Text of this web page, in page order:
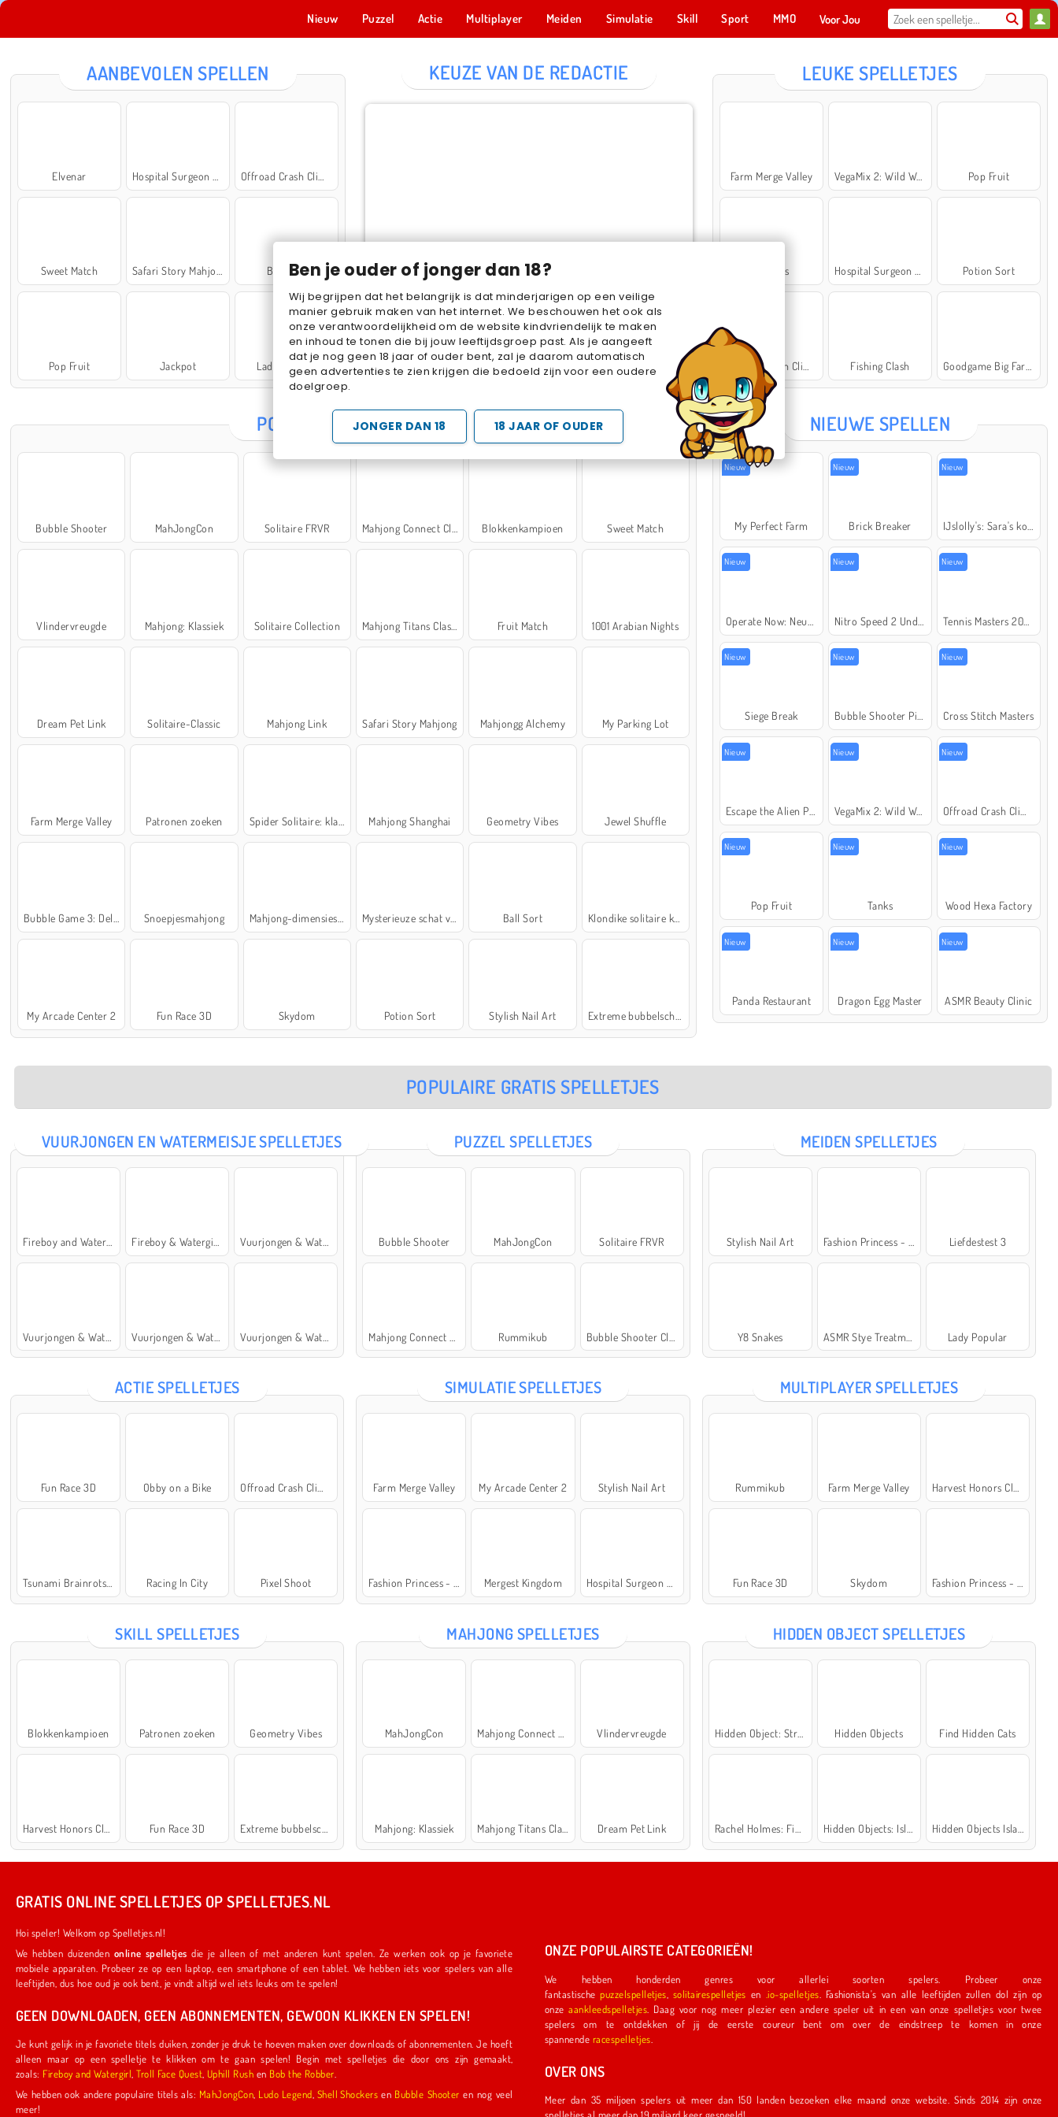
Ben je ouder of jonger dan 18?
Wij begrijpen dat het belangrijk is dat minderjarigen op een veilige
manier gebruik maken van het internet. We beschouwen het ook als
onze verantwoordelijkheid om de website kindvriendelijk te maken
en inhoud te tonen die bij jouw leeftijdsgroep past. Als je aangeeft
dat je nog geen 18 jaar of ouder bent, zal je daarom automatisch
geen advertenties te zien krijgen die bedoeld zijn voor een oudere
doelgroep.
JONGER DAN 18 18 JAAR OF OUDER
Nieuw Puzzel Actie Multiplayer Meiden Simulatie Skill Sport MMO Voor Jou
AANBEVOLEN SPELLEN
Elvenar
Sweet Match Ball Sort
Pop Fruit Jackpot Lady Popular
KEUZE VAN DE REDACTIE
Cake Merge 2 Cross Stitch Masters
Cake Merge 2 Marble Sort Star Stable
LEUKE SPELLETJES
Farm Merge Valley VegaMix 2: Wild West Pop Fruit
Bubbits Potion Sort
Fishing Clash
POPULAIRE SPELLETJES
Bubble Shooter MahJongCon Solitaire FRVR Mahjong Connect Classic Blokkenkampioen Sweet Match
Vlindervreugde Mahjong: Klassiek Solitaire Collection Fruit Match 1001 Arabian Nights
Dream Pet Link Solitaire-Classic Mahjong Link Safari Story Mahjong Mahjongg Alchemy My Parking Lot
Farm Merge Valley Patronen zoeken Mahjong Shanghai Geometry Vibes Jewel Shuffle
Bubble Game 3: Deluxe Snoepjesmahjong Mahjong-dimensies: 900 seconden Mysterieuze schat van de zee Ball Sort Klondike solitaire kaartspel
My Arcade Center 2 Fun Race 3D Skydom Potion Sort Stylish Nail Art
NIEUWE SPELLEN
Nieuw
My Perfect Farm
Nieuw
Brick Breaker
Nieuw
Nieuw Nieuw Nieuw
Nieuw
Siege Break
Nieuw Nieuw
Cross Stitch Masters
Nieuw Nieuw
VegaMix 2: Wild West
Nieuw
Nieuw
Pop Fruit
Nieuw
Tanks
Nieuw
Wood Hexa Factory
Nieuw
Panda Restaurant
Nieuw
Dragon Egg Master
Nieuw
ASMR Beauty Clinic
POPULAIRE GRATIS SPELLETJES
VUURJONGEN EN WATERMEISJE SPELLETJES PUZZEL SPELLETJES
Bubble Shooter MahJongCon Solitaire FRVR
Rummikub
MEIDEN SPELLETJES
Stylish Nail Art Liefdestest 3
Y8 Snakes Lady Popular
ACTIE SPELLETJES
Fun Race 3D Obby on a Bike
Racing In City Pixel Shoot
SIMULATIE SPELLETJES
Farm Merge Valley My Arcade Center 2 Stylish Nail Art
Mergest Kingdom
MULTIPLAYER SPELLETJES
Rummikub Farm Merge Valley
Fun Race 3D Skydom
SKILL SPELLETJES
Blokkenkampioen Patronen zoeken Geometry Vibes
Fun Race 3D
MAHJONG SPELLETJES
MahJongCon Vlindervreugde
Mahjong: Klassiek Dream Pet Link
HIDDEN OBJECT SPELLETJES
Hidden Objects Find Hidden Cats
GRATIS ONLINE SPELLETJES OP SPELLETJES.NL
Hoi speler! Welkom op Spelletjes.nl!
We hebben duizenden online spelletjes die je alleen of met anderen kunt spelen. Ze werken ook op je favoriete
mobiele apparaten. Probeer ze op een laptop, een smartphone of een tablet. We hebben iets voor spelers van alle
leeftijden, dus hoe oud je ook bent, je vindt altijd wel iets leuks om te spelen!
GEEN DOWNLOADEN, GEEN ABONNEMENTEN, GEWOON KLIKKEN EN SPELEN!
Je kunt gelijk in je favoriete titels duiken, zonder je druk te hoeven maken over downloads of abonnementen. Je hoeft
alleen maar op een spelletje te klikken om te gaan spelen! Begin met spelletjes die door ons zijn gemaakt,
zoals:
Fireboy and Watergirl ,Troll Face Quest Uphill Rush en Bob the Robber
We hebben ook andere populaire titels als: MahJongCon Ludo Legend Shell Shockers en Bubble Shooter en nog veel
meer!
ONZE POPULAIRSTE CATEGORIEËN!
We hebben honderden genres voor allerlei soorten spelers. Probeer onze
fantastischepuzzelspelletjes solitairespelletjes en .io-spelletjes
onzeaankleedspelletjes . Daag voor nog meer plezier een andere speler uit in een van onze spelletjes voor twee
spelers om te ontdekken of jij de eerste coureur bent om over de eindstreep te komen in onze
spannende racespelletjes
OVER ONS
Meer dan 35 miljoen spelers uit meer dan 150 landen bezoeken elke maand onze website. Sinds 2014 zijn onze